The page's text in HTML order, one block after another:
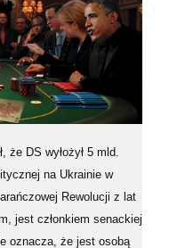
że DS wyłożył 5 mld.
na Ukrainie w
Rewolucji z lat
jest członkiem senackiej
oznacza, że jest osobą